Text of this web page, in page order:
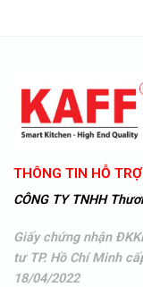
THÔNG TIN HỖ TRỢ
CÔNG TY TNHH
Giấy chứng nhận
tư TP. Hồ Chí Minh
18/04/2022